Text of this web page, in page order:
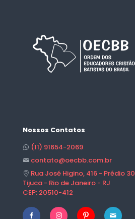
Nossos Contatos
(11) 91654-2069
contato@oecbb.com.br
Rua José Higino, 416 - Prédio 30
Tijuca - Rio de Janeiro - RJ
CEP: 20510-412